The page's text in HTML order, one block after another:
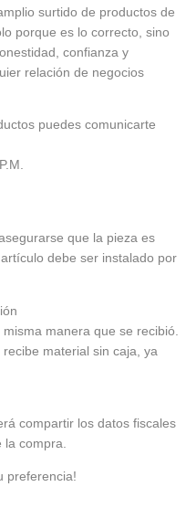
surtido de productos de
porque es lo correcto, sino
confianza y
relación de negocios
puedes comunicarte
que la pieza es
debe ser instalado por
manera que se recibió.
material sin caja, ya
compartir los datos fiscales
la compra.
preferencia!